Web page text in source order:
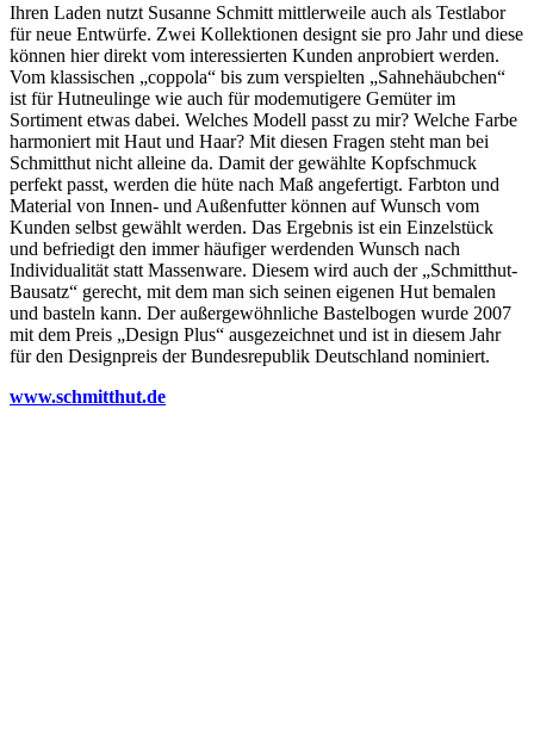
Ihren Laden nutzt Susanne Schmitt mittlerweile auch als Testlabor
für neue Entwürfe. Zwei Kollektionen designt sie pro Jahr und diese
können hier direkt vom interessierten Kunden anprobiert werden.
Vom klassischen „coppola“ bis zum verspielten „Sahnehäubchen“
ist für Hutneulinge wie auch für modemutigere Gemüter im
Sortiment etwas dabei. Welches Modell passt zu mir? Welche Farbe
harmoniert mit Haut und Haar? Mit diesen Fragen steht man bei
Schmitthut nicht alleine da. Damit der gewählte Kopfschmuck
perfekt passt, werden die hüte nach Maß angefertigt. Farbton und
Material von Innen- und Außenfutter können auf Wunsch vom
Kunden selbst gewählt werden. Das Ergebnis ist ein Einzelstück
und befriedigt den immer häufiger werdenden Wunsch nach
Individualität statt Massenware. Diesem wird auch der „Schmitthut-
Bausatz“ gerecht, mit dem man sich seinen eigenen Hut bemalen
und basteln kann. Der außergewöhnliche Bastelbogen wurde 2007
mit dem Preis „Design Plus“ ausgezeichnet und ist in diesem Jahr
für den Designpreis der Bundesrepublik Deutschland nominiert.
www.schmitthut.de